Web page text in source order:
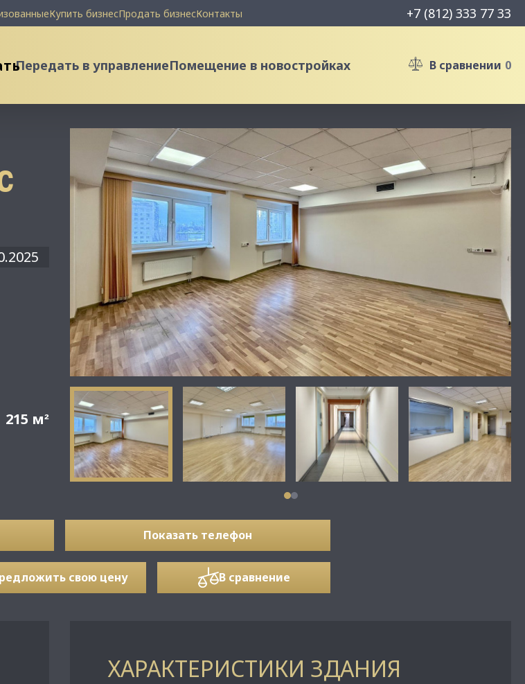
Купить бизнесПродать бизнесКонтакты +7 (812) 333 77 33
Передать в управлениеПомещение в новостройках В сравнении 0
215 м²
Показать телефон
свою цену В сравнение
ХАРАКТЕРИСТИКИ ЗДАНИЯ